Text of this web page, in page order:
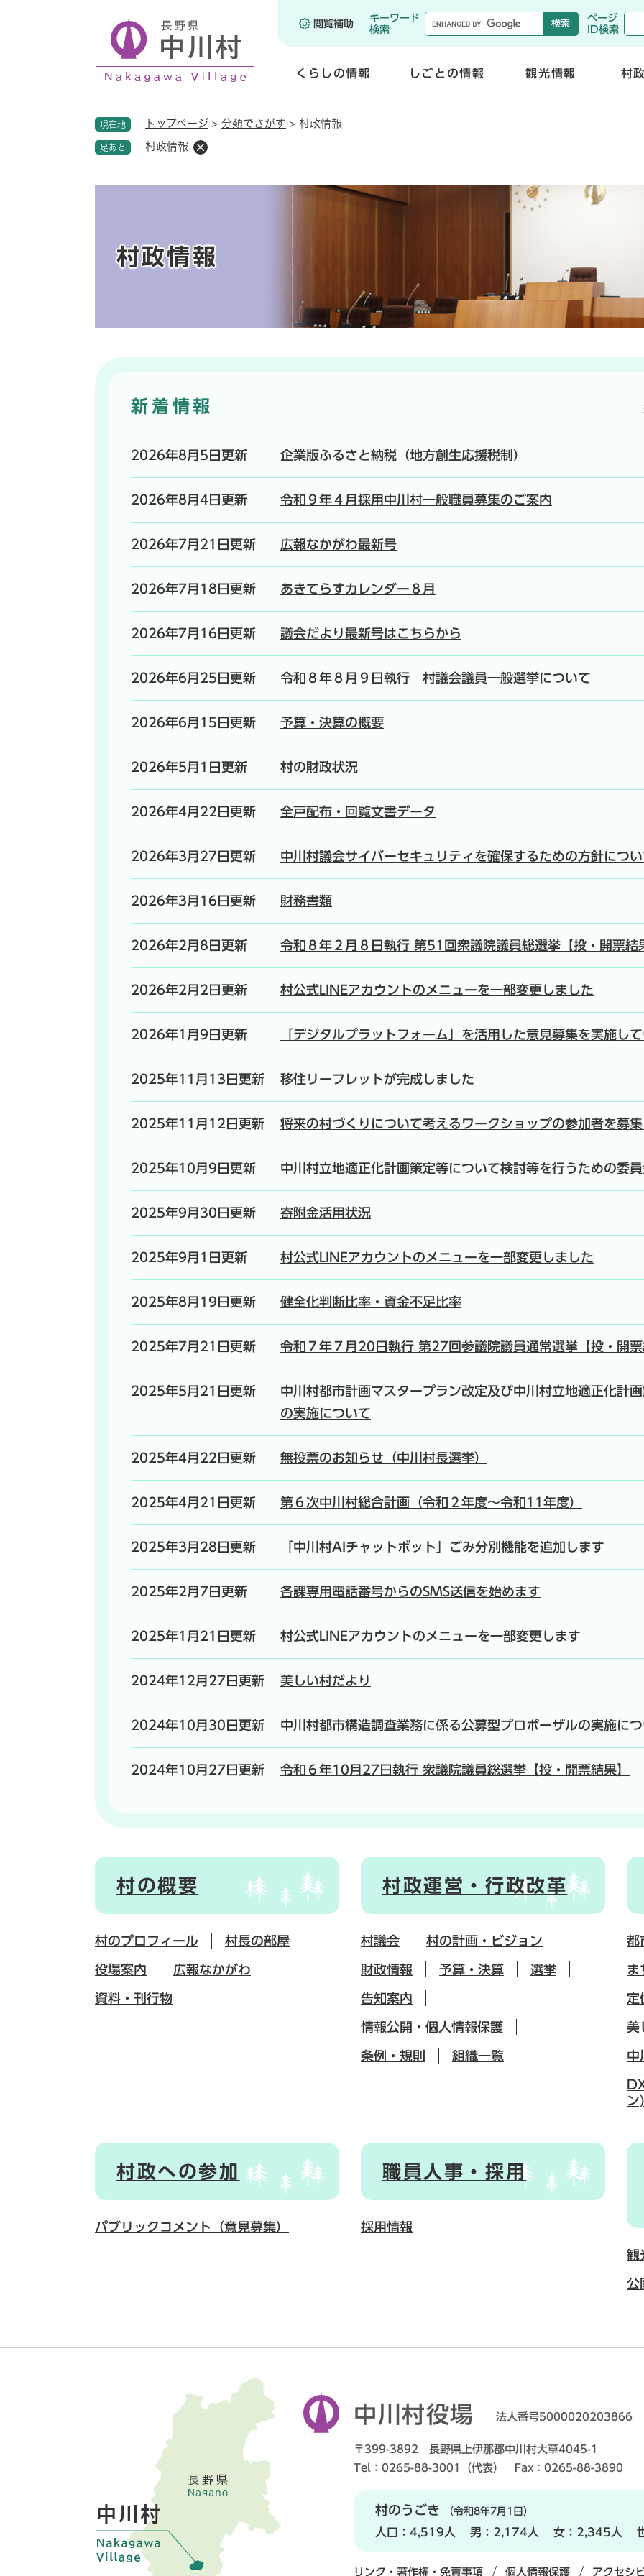
メニューを飛ばして本文へ
閲覧補助
キーワード
検索
ページ
ID検索
くらしの情報
く
しごとの情報 観光情報 村
現在地 トップページ > 分類でさがす > 村政情報
足あと 村政情報
村政情報
新着情報
2026年8月5日更新 企業版ふるさと納税（地方創生応援税制）
2026年8月4日更新 令和９年４月採用中川村一般職員募集のご案内
2026年7月21日更新 広報なかがわ最新号
2026年7月18日更新 あきてらすカレンダー８月
2026年7月16日更新 議会だより最新号はこちらから
2026年6月25日更新 令和８年８月９日執行 村議会議員一般選挙について
2026年6月15日更新 予算・決算の概要
2026年5月1日更新 村の財政状況
2026年4月22日更新 全戸配布・回覧文書データ
2026年3月27日更新 中川村議会サイバーセキュリティを確保するための方針につ
2026年3月16日更新 財務書類
2026年2月8日更新 令和８年２月８日執行 第51回衆議院議員総選挙【投・開票結
2026年2月2日更新 村公式LINEアカウントのメニューを一部変更しました
2026年1月9日更新 「デジタルプラットフォーム」を活用した意見募集を実施し
2025年11月13日更新 移住リーフレットが完成しました
2025年11月12日更新 将来の村づくりについて考えるワークショップの参加者を募
2025年10月9日更新 中川村立地適正化計画策定等について検討等を行うための委
2025年9月30日更新 寄附金活用状況
2025年9月1日更新 村公式LINEアカウントのメニューを一部変更しました
2025年8月19日更新 健全化判断比率・資金不足比率
2025年7月21日更新 令和７年７月20日執行 第27回参議院議員通常選挙【投・開
2025年5月21日更新
中川村都市計画マスタープラン改定及び中川村立地適正化計
の実施について
2025年4月22日更新 無投票のお知らせ（中川村長選挙）
2025年4月21日更新 第６次中川村総合計画（令和２年度～令和11年度）
2025年3月28日更新 「中川村AIチャットボット」ごみ分別機能を追加します
2025年2月7日更新 各課専用電話番号からのSMS送信を始めます
2025年1月21日更新 村公式LINEアカウントのメニューを一部変更します
2024年12月27日更新 美しい村だより
2024年10月30日更新 中川村都市構造調査業務に係る公募型プロポーザルの実施に
2024年10月27日更新 令和６年10月27日執行 衆議院議員総選挙【投・開票結果】
村の概要
村のプロフィール 村長の部屋
役場案内 広報なかがわ
資料・刊行物
村政運営・行政改革
村議会 村の計画・ビジョン
財政情報 予算・決算 選挙
告知案内
情報公開・個人情報保護
条例・規則 組織一覧
都
ま
定
美
中
ン)
村政への参加
パブリックコメント（意見募集）
職員人事・採用
採用情報
観
公
中川村役場 法人番号5000020203866
〒399-3892 長野県上伊那郡中川村大草4045-1
Tel：0265-88-3001（代表） Fax：0265-88-3890
村のうごき （令和8年7月1日）
人口： 4,519人 男： 2,174人 女： 2,345人
リンク・著作権・免責事項 個人情報保護 アクセシ